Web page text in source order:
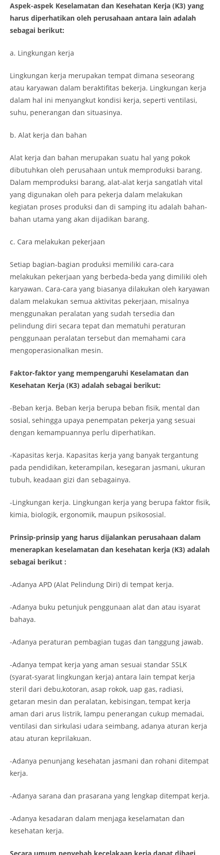
Aspek-aspek Keselamatan dan Kesehatan Kerja (K3) yang
harus diperhatikan oleh perusahaan antara lain adalah
sebagai berikut:
a. Lingkungan kerja
Lingkungan kerja merupakan tempat dimana seseorang
atau karyawan dalam beraktifitas bekerja. Lingkungan kerja
dalam hal ini menyangkut kondisi kerja, seperti ventilasi,
suhu, penerangan dan situasinya.
b. Alat kerja dan bahan
Alat kerja dan bahan merupakan suatu hal yang pokok
dibutuhkan oleh perusahaan untuk memproduksi barang.
Dalam memproduksi barang, alat-alat kerja sangatlah vital
yang digunakan oleh para pekerja dalam melakukan
kegiatan proses produksi dan di samping itu adalah bahan-
bahan utama yang akan dijadikan barang.
c. Cara melakukan pekerjaan
Setiap bagian-bagian produksi memiliki cara-cara
melakukan pekerjaan yang berbeda-beda yang dimiliki oleh
karyawan. Cara-cara yang biasanya dilakukan oleh karyawan
dalam melakukan semua aktivitas pekerjaan, misalnya
menggunakan peralatan yang sudah tersedia dan
pelindung diri secara tepat dan mematuhi peraturan
penggunaan peralatan tersebut dan memahami cara
mengoperasionalkan mesin.
Faktor-faktor yang mempengaruhi Keselamatan dan
Kesehatan Kerja (K3) adalah sebagai berikut:
-Beban kerja. Beban kerja berupa beban fisik, mental dan
sosial, sehingga upaya penempatan pekerja yang sesuai
dengan kemampuannya perlu diperhatikan.
-Kapasitas kerja. Kapasitas kerja yang banyak tergantung
pada pendidikan, keterampilan, kesegaran jasmani, ukuran
tubuh, keadaan gizi dan sebagainya.
-Lingkungan kerja. Lingkungan kerja yang berupa faktor fisik,
kimia, biologik, ergonomik, maupun psikososial.
Prinsip-prinsip yang harus dijalankan perusahaan dalam
menerapkan keselamatan dan kesehatan kerja (K3) adalah
sebagai berikut :
-Adanya APD (Alat Pelindung Diri) di tempat kerja.
-Adanya buku petunjuk penggunaan alat dan atau isyarat
bahaya.
-Adanya peraturan pembagian tugas dan tanggung jawab.
-Adanya tempat kerja yang aman sesuai standar SSLK
(syarat-syarat lingkungan kerja) antara lain tempat kerja
steril dari debu,kotoran, asap rokok, uap gas, radiasi,
getaran mesin dan peralatan, kebisingan, tempat kerja
aman dari arus listrik, lampu penerangan cukup memadai,
ventilasi dan sirkulasi udara seimbang, adanya aturan kerja
atau aturan keprilakuan.
-Adanya penunjang kesehatan jasmani dan rohani ditempat
kerja.
-Adanya sarana dan prasarana yang lengkap ditempat kerja.
-Adanya kesadaran dalam menjaga keselamatan dan
kesehatan kerja.